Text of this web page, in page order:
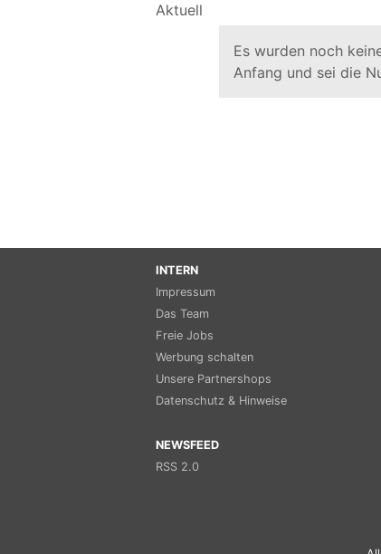
Es wurden noch
Anfang und sei die
INTERN
Impressum
Das Team
Freie Jobs
Werbung schalten
Unsere Partnershops
Datenschutz & Hinweise
NEWSFEED
RSS 2.0